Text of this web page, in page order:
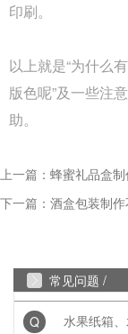
印刷。
以上就是“为什么
版色呢”及一些注
助。
上一篇： 蜂蜜礼品盒
下一篇： 酒盒包装制
常见问题 /
Q 礼盒制作
凸....... 广
Q